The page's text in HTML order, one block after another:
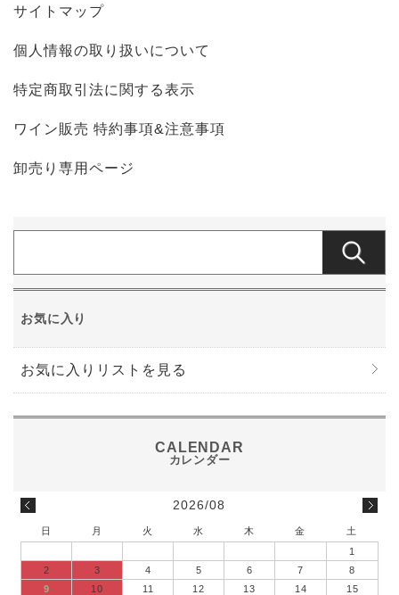
サイトマップ
個人情報の取り扱いについて
特定商取引法に関する表示
ワイン販売 特約事項&注意事項
卸売り専用ページ
お気に入り
お気に入りリストを見る
2026/08
日 月 火 水 木 金
土
1
2
3 4 5 6 7
8
9
10 11 12 13 14
15